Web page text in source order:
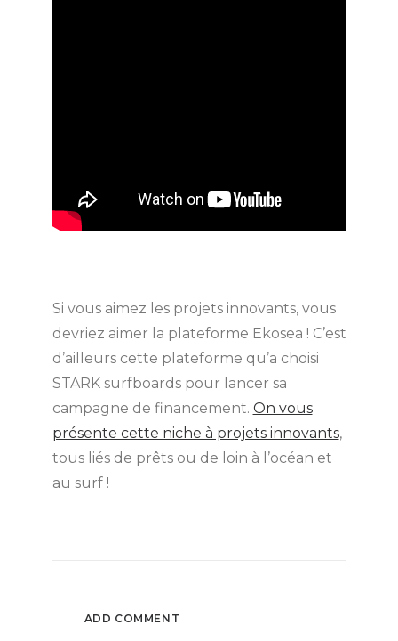
Si vous aimez les projets innovants, vous
devriez aimer la plateforme Ekosea ! C’est
d’ailleurs cette plateforme qu’a choisi
STARK surfboards pour lancer sa
campagne de financement. On vous
présente cette niche à projets innovants,
tous liés de prêts ou de loin à l’océan et
au surf !
ADD COMMENT